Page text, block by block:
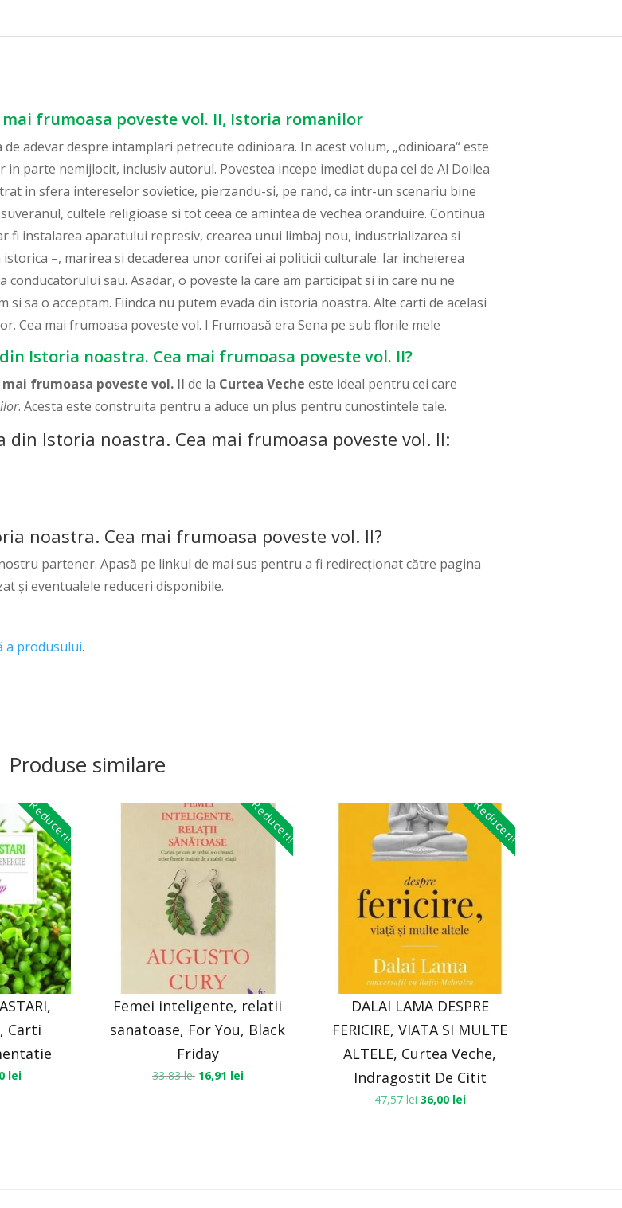
frumoasa poveste vol. II, Istoria romanilor
adevar despre intamplari petrecute odinioara. In acest volum, „odinioara“ este
parte nemijlocit, inclusiv autorul. Povestea incepe imediat dupa cel de Al Doilea
in sfera intereselor sovietice, pierzandu-si, pe rand, ca intr-un scenariu bine
cultele religioase si tot ceea ce amintea de vechea oranduire. Continua
fi instalarea aparatului represiv, crearea unui limbaj nou, industrializarea si
–, marirea si decaderea unor corifei ai politicii culturale. Iar incheierea
sau. Asadar, o poveste la care am participat si in care nu ne
sa o acceptam. Fiindca nu putem evada din istoria noastra. Alte carti de acelasi
Cea mai frumoasa poveste vol. I Frumoasă era Sena pe sub florile mele
Istoria noastra. Cea mai frumoasa poveste vol. II?
frumoasa poveste vol. II de la Curtea Veche este ideal pentru cei care
. Acesta este construita pentru a aduce un plus pentru cunostintele tale.
Istoria noastra. Cea mai frumoasa poveste vol. II:
noastra. Cea mai frumoasa poveste vol. II?
partener. Apasă pe linkul de mai sus pentru a fi redirecționat către pagina
și eventualele reduceri disponibile.
a produsului.
Produse similare
Reduceri!
Carti
lei
Reduceri!
Femei inteligente, relatii
sanatoase, For You, Black
Friday
33,83lei 16,91 lei
Reduceri!
DALAI LAMA DESPRE
FERICIRE, VIATA SI MULTE
ALTELE, Curtea Veche,
Indragostit De Citit
47,57lei 36,00 lei